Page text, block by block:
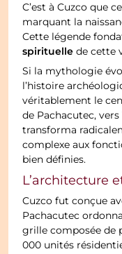
C’est à Cuzco que
marquant la
Cette légende
spirituelle de cette
Si la mythologie
l’histoire
véritablement le
de Pachacutec,
transforma
complexe aux
bien définies.
L’architecture
Cuzco fut conçue
Pachacutec
grille composée de
000 unités